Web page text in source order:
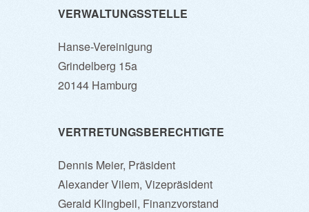
VERWALTUNGSSTELLE
Hanse-Vereinigung
Grindelberg 15a
20144 Hamburg
VERTRETUNGSBERECHTIGTE
Dennis Meier, Präsident
Alexander Vilem, Vizepräsident
Gerald Klingbeil, Finanzvorstand